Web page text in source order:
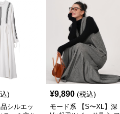
)
シルエッ
¥9,890 (税込)
モード系 【S〜XL】深